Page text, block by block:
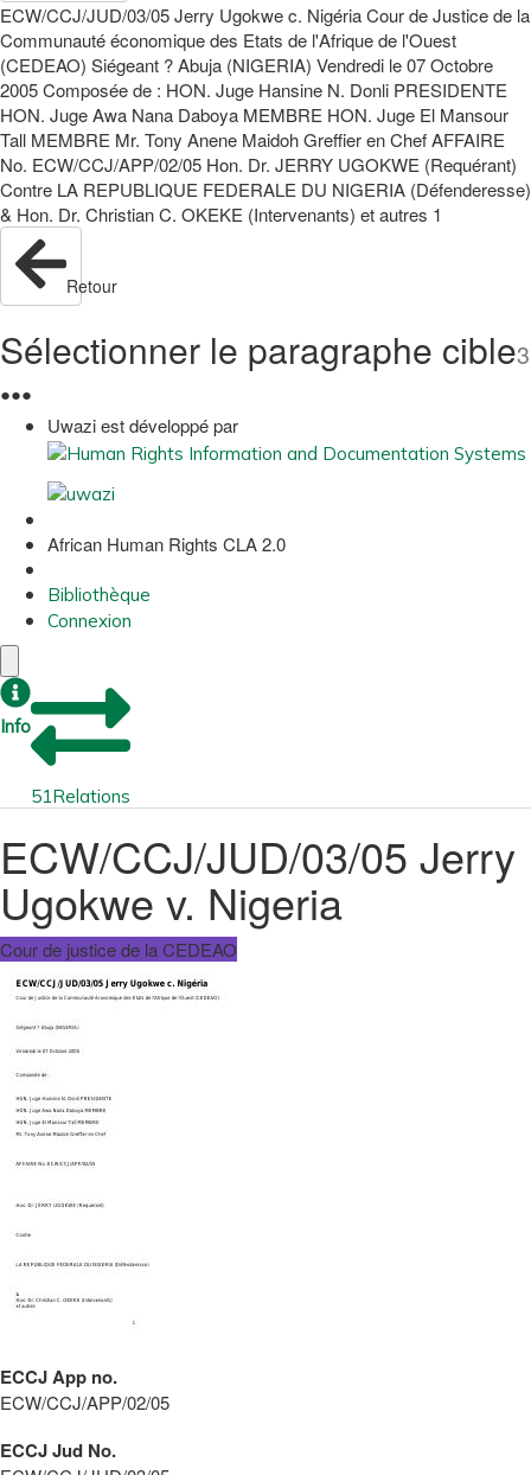
ECW/CCJ/JUD/03/05 Jerry Ugokwe c. Nigéria Cour de Justice de la
Communauté économique des Etats de l'Afrique de l'Ouest
(CEDEAO) Siégeant ? Abuja (NIGERIA) Vendredi le 07 Octobre
2005 Composée de : HON. Juge Hansine N. Donli PRESIDENTE
HON. Juge Awa Nana Daboya MEMBRE HON. Juge El Mansour
Tall MEMBRE Mr. Tony Anene Maidoh Greffier en Chef AFFAIRE
No. ECW/CCJ/APP/02/05 Hon. Dr. JERRY UGOKWE (Requérant)
Contre LA REPUBLIQUE FEDERALE DU NIGERIA (Défenderesse)
& Hon. Dr. Christian C. OKEKE (Intervenants) et autres 1
Retour
Sélectionner le paragraphe cible3
●●●
Uwazi est développé par
African Human Rights CLA 2.0
Bibliothèque
Connexion
Info
51Relations
ECW/CCJ/JUD/03/05 Jerry
Ugokwe v. Nigeria
Cour de justice de la CEDEAO
ECCJ App no.
ECW/CCJ/APP/02/05
ECCJ Jud No.